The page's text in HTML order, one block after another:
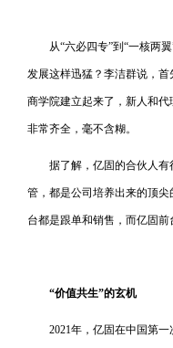
从“六必四专”到“一核两
发展这样迅猛？李洁群说，
商学院建立起来了，新人和
非常齐全，毫不含糊。
据了解，亿固的合伙人
管，都是公司培养出来的顶
台都是跟单和销售，而亿固
“价值共生”的玄机
2021年，亿固在中国第